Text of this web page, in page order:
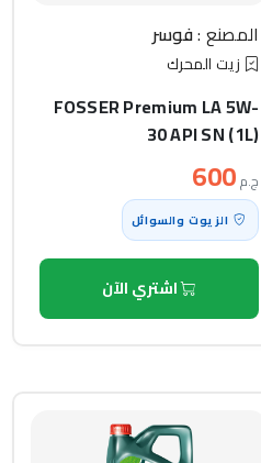
المصنع :فوسر
زيت المحرك
FOSSER Premium LA 5W-
30 API SN (1L)
ج.م600
الزيوت والسوائل
اشتري الآن